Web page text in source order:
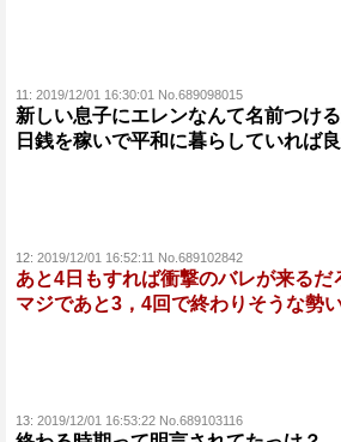
11: 2019/12/01 16:30:01 No.689098015
新しい息子にエレンなんて名前つけ
日銭を稼いで平和に暮らしていれば
12: 2019/12/01 16:52:11 No.689102842
あと4日もすれば衝撃のバレが来るだ
マジであと3，4回で終わりそうな勢
13: 2019/12/01 16:53:22 No.689103116